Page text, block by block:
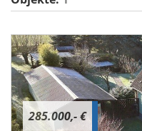
285.000,- €